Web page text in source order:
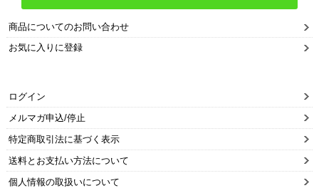
商品についてのお問い合わせ
お気に入りに登録
ログイン
メルマガ申込/停止
特定商取引法に基づく表示
送料とお支払い方法について
個人情報の取扱いについて